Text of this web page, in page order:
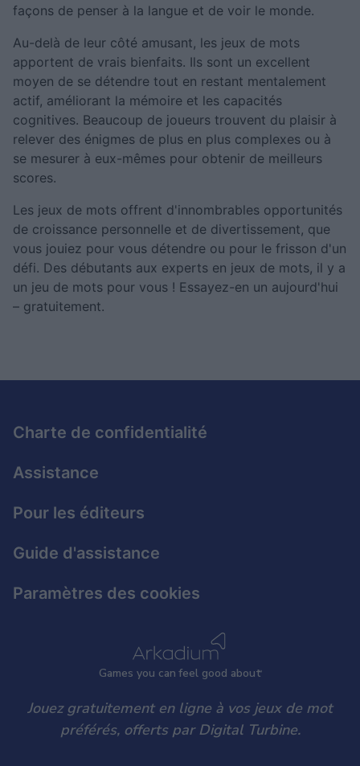
façons de penser à la langue et de voir le monde.
Au-delà de leur côté amusant, les jeux de mots
apportent de vrais bienfaits. Ils sont un excellent
moyen de se détendre tout en restant mentalement
actif, améliorant la mémoire et les capacités
cognitives. Beaucoup de joueurs trouvent du plaisir à
relever des énigmes de plus en plus complexes ou à
se mesurer à eux-mêmes pour obtenir de meilleurs
scores.
Les jeux de mots offrent d'innombrables opportunités
de croissance personnelle et de divertissement, que
vous jouiez pour vous détendre ou pour le frisson d'un
défi. Des débutants aux experts en jeux de mots, il y a
un jeu de mots pour vous ! Essayez-en un aujourd'hui
– gratuitement.
Games you can feel good about
Charte de confidentialité
Assistance
Pour les éditeurs
Guide d'assistance
Paramètres des cookies
Jouez gratuitement en ligne à vos jeux de mot
préférés, offerts par Digital Turbine.